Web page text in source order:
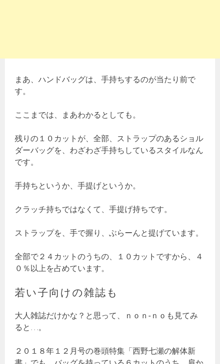
まあ、ハンドバッグは、手持ちするのが当たり前で
す。
ここまでは、まあわかるとしても。
残りの１０カットが、全部、ストラップのあるショル
ダーバッグを、わざわざ手持ちしているスタイルなん
です。
手持ちというか、手提げというか。
クラッチ持ちではなくて、手提げ持ちです。
ストラップを、手で握り、ぶらーんと提げています。
全部で２４カットのうちの、１０カットですから、４
０％以上を占めています。
若い子向けの雑誌も
大人雑誌だけかな？と思って、ｎｏｎ‐ｎｏも見てみ
ると…。
２０１８年１２月号の巻頭特集「西野七瀬の解体新